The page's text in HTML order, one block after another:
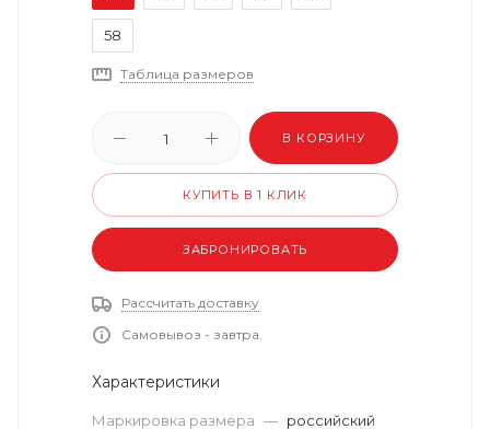
58
Таблица размеров
В КОРЗИНУ
КУПИТЬ В 1 КЛИК
ЗАБРОНИРОВАТЬ
Рассчитать доставку
Самовывоз - завтра.
Характеристики
Маркировка размера — российский